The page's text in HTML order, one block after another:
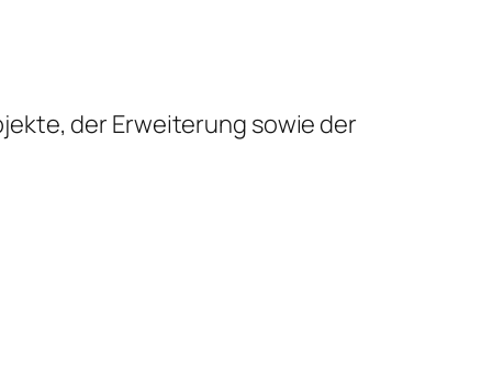
der Erweiterung sowie der